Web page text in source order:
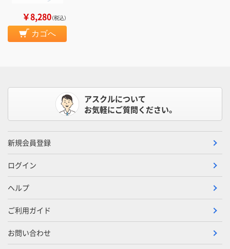
￥8,280（税込）
カゴへ
アスクルについて
お気軽にご質問ください。
新規会員登録
ログイン
ヘルプ
ご利用ガイド
お問い合わせ